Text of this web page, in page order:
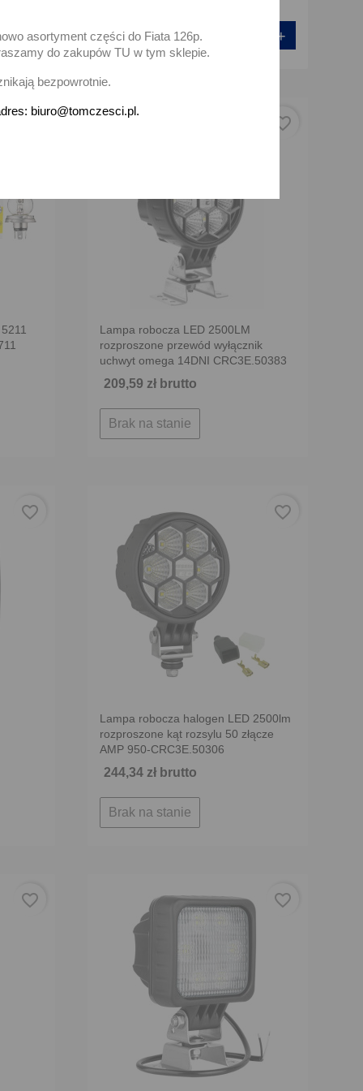
+ Dodaj +
Lampa robocza LED 2500LM
rozproszone przewód wyłącznik
uchwyt omega 14DNI CRC3E.50383
209,59 zł brutto
Brak na stanie
favorite_border
favorite_border
Lampa robocza halogen LED 2500lm
rozproszone kąt rozsylu 50 złącze
AMP 950-CRC3E.50306
244,34 zł brutto
Brak na stanie
favorite_border
favorite_border favorite_border
asortyment części do Fiata 126p.
do zakupów TU w tym sklepie.
bezpowrotnie.
biuro@tomczesci.pl.